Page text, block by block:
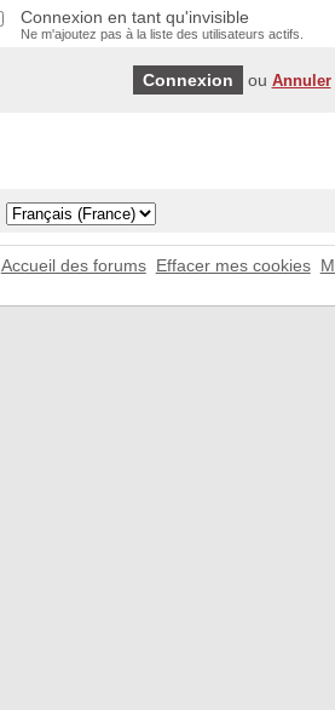
Connexion en tant qu'invisible
Ne m'ajoutez pas à la liste des utilisateurs actifs.
ou Annuler
Accueil des forums Effacer mes cookies